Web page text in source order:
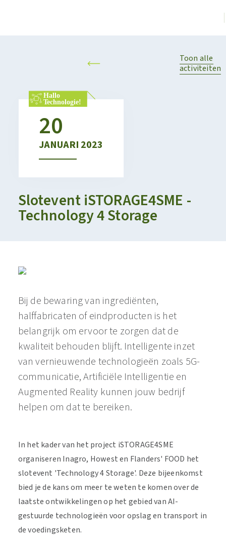
Toon alle
activiteiten
20
JANUARI 2023
Slotevent iSTORAGE4SME -
Technology 4 Storage
Bij de bewaring van ingrediënten,
halffabricaten of eindproducten is het
belangrijk om ervoor te zorgen dat de
kwaliteit behouden blijft. Intelligente inzet
van vernieuwende technologieën zoals 5G-
communicatie, Artificiële Intelligentie en
Augmented Reality kunnen jouw bedrijf
helpen om dat te bereiken.
In het kader van het project iSTORAGE4SME
organiseren Inagro, Howest en Flanders' FOOD het
slotevent 'Technology 4 Storage'. Deze bijeenkomst
bied je de kans om meer te weten te komen over de
laatste ontwikkelingen op het gebied van AI-
gestuurde technologieën voor opslag en transport in
de voedingsketen.